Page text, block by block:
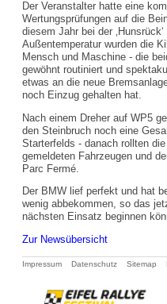
Der Veranstalter hatte eine
Wertungsprüfungen auf die
diesem Jahr bei der
Außentemperatur wurden die
Mensch und Maschine - die
gewöhnt routiniert und
etwas an die neue
noch Einzug gehalten hat.
Nach einem Dreher auf WP5
den Steinbruch noch eine
Starterfelds - danach rollten
gemeldeten Fahrzeugen und
Parc Fermé.
Der BMW lief perfekt und hat
wenig abbekommen, so das
nächsten Einsatz beginnen
Zur Newsübersicht
Navigation
Impressum Datenschutz Sitemap